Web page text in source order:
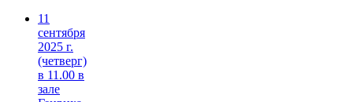
11
сентября
2025 г.
(четверг)
в 11.00 в
зале